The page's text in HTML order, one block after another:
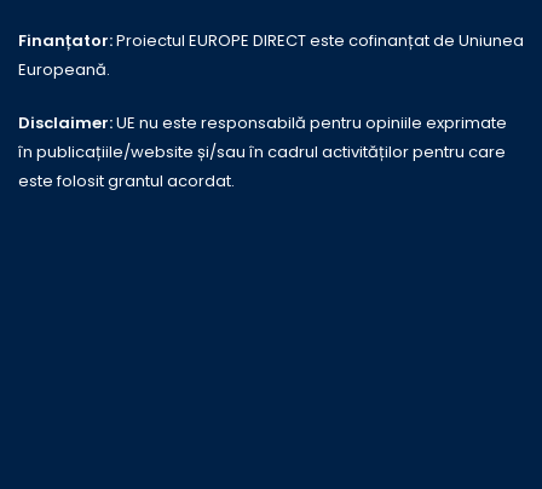
Finanțator:Proiectul EUROPE DIRECT este cofinanțat de Uniunea
Europeană.
Disclaimer:UE nu este responsabilă pentru opiniile exprimate
în publicațiile/website și/sau în cadrul activităților pentru care
este folosit grantul acordat.